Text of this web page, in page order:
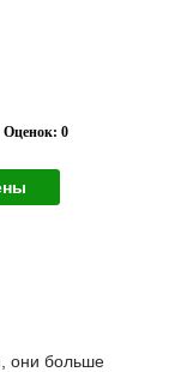
Оценок: 0
они больше